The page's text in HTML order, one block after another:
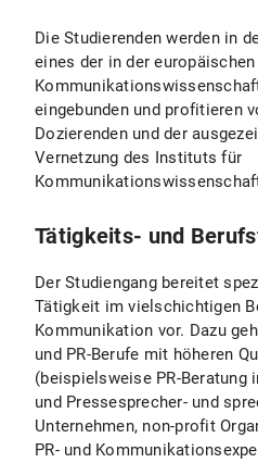
Die Studierenden werden in
eines der in der europäischen
eingebunden und profitieren
Dozierenden und der
Vernetzung des Instituts für
Tätigkeits- und
Der Studiengang bereitet
Tätigkeit im vielschichtigen
Kommunikation vor. Dazu
und PR-Berufe mit höheren
(beispielsweise PR-Beratung
und Pressesprecher- und
Unternehmen, non-profit
PR- und